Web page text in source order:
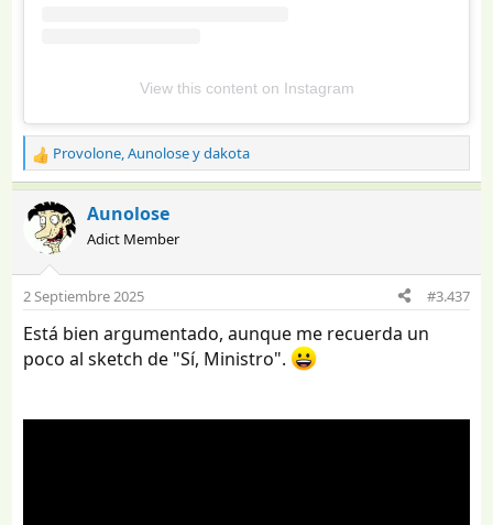
View this content on Instagram
R
e
a
c
c
o
n
s
:
Provolone,Aunoloseydakota
Aunolose
Adict Member
2 Septiembre 2025 #3.437
Está bien argumentado, aunque me recuerda un
poco al sketch de "Sí, Ministro".